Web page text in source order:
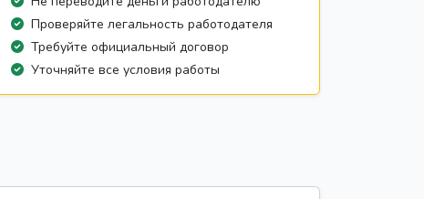
Проверяйте легальность работодателя
Требуйте официальный договор
Уточняйте все условия работы